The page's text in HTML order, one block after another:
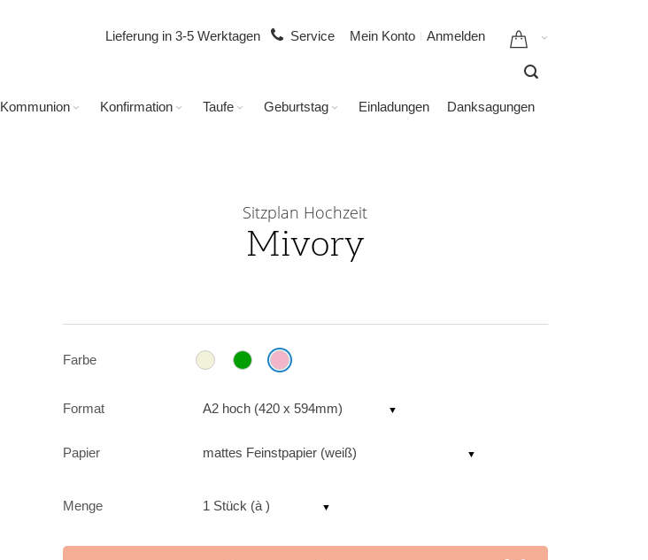
Mein Konto Anmelden
Lieferung in 3-5 Werktagen Service
Kommunion Konfirmation Taufe Geburtstag Einladungen Danksagungen
Sitzplan Hochzeit
Mivory
Menge 1 Stück (à )
Farbe
Format A2 hoch (420 x 594mm)
Papier mattes Feinstpapier (weiß)